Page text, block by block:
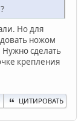
Но для
ножом
Нужно сделать
крепления
ЦИТИРОВАТЬ